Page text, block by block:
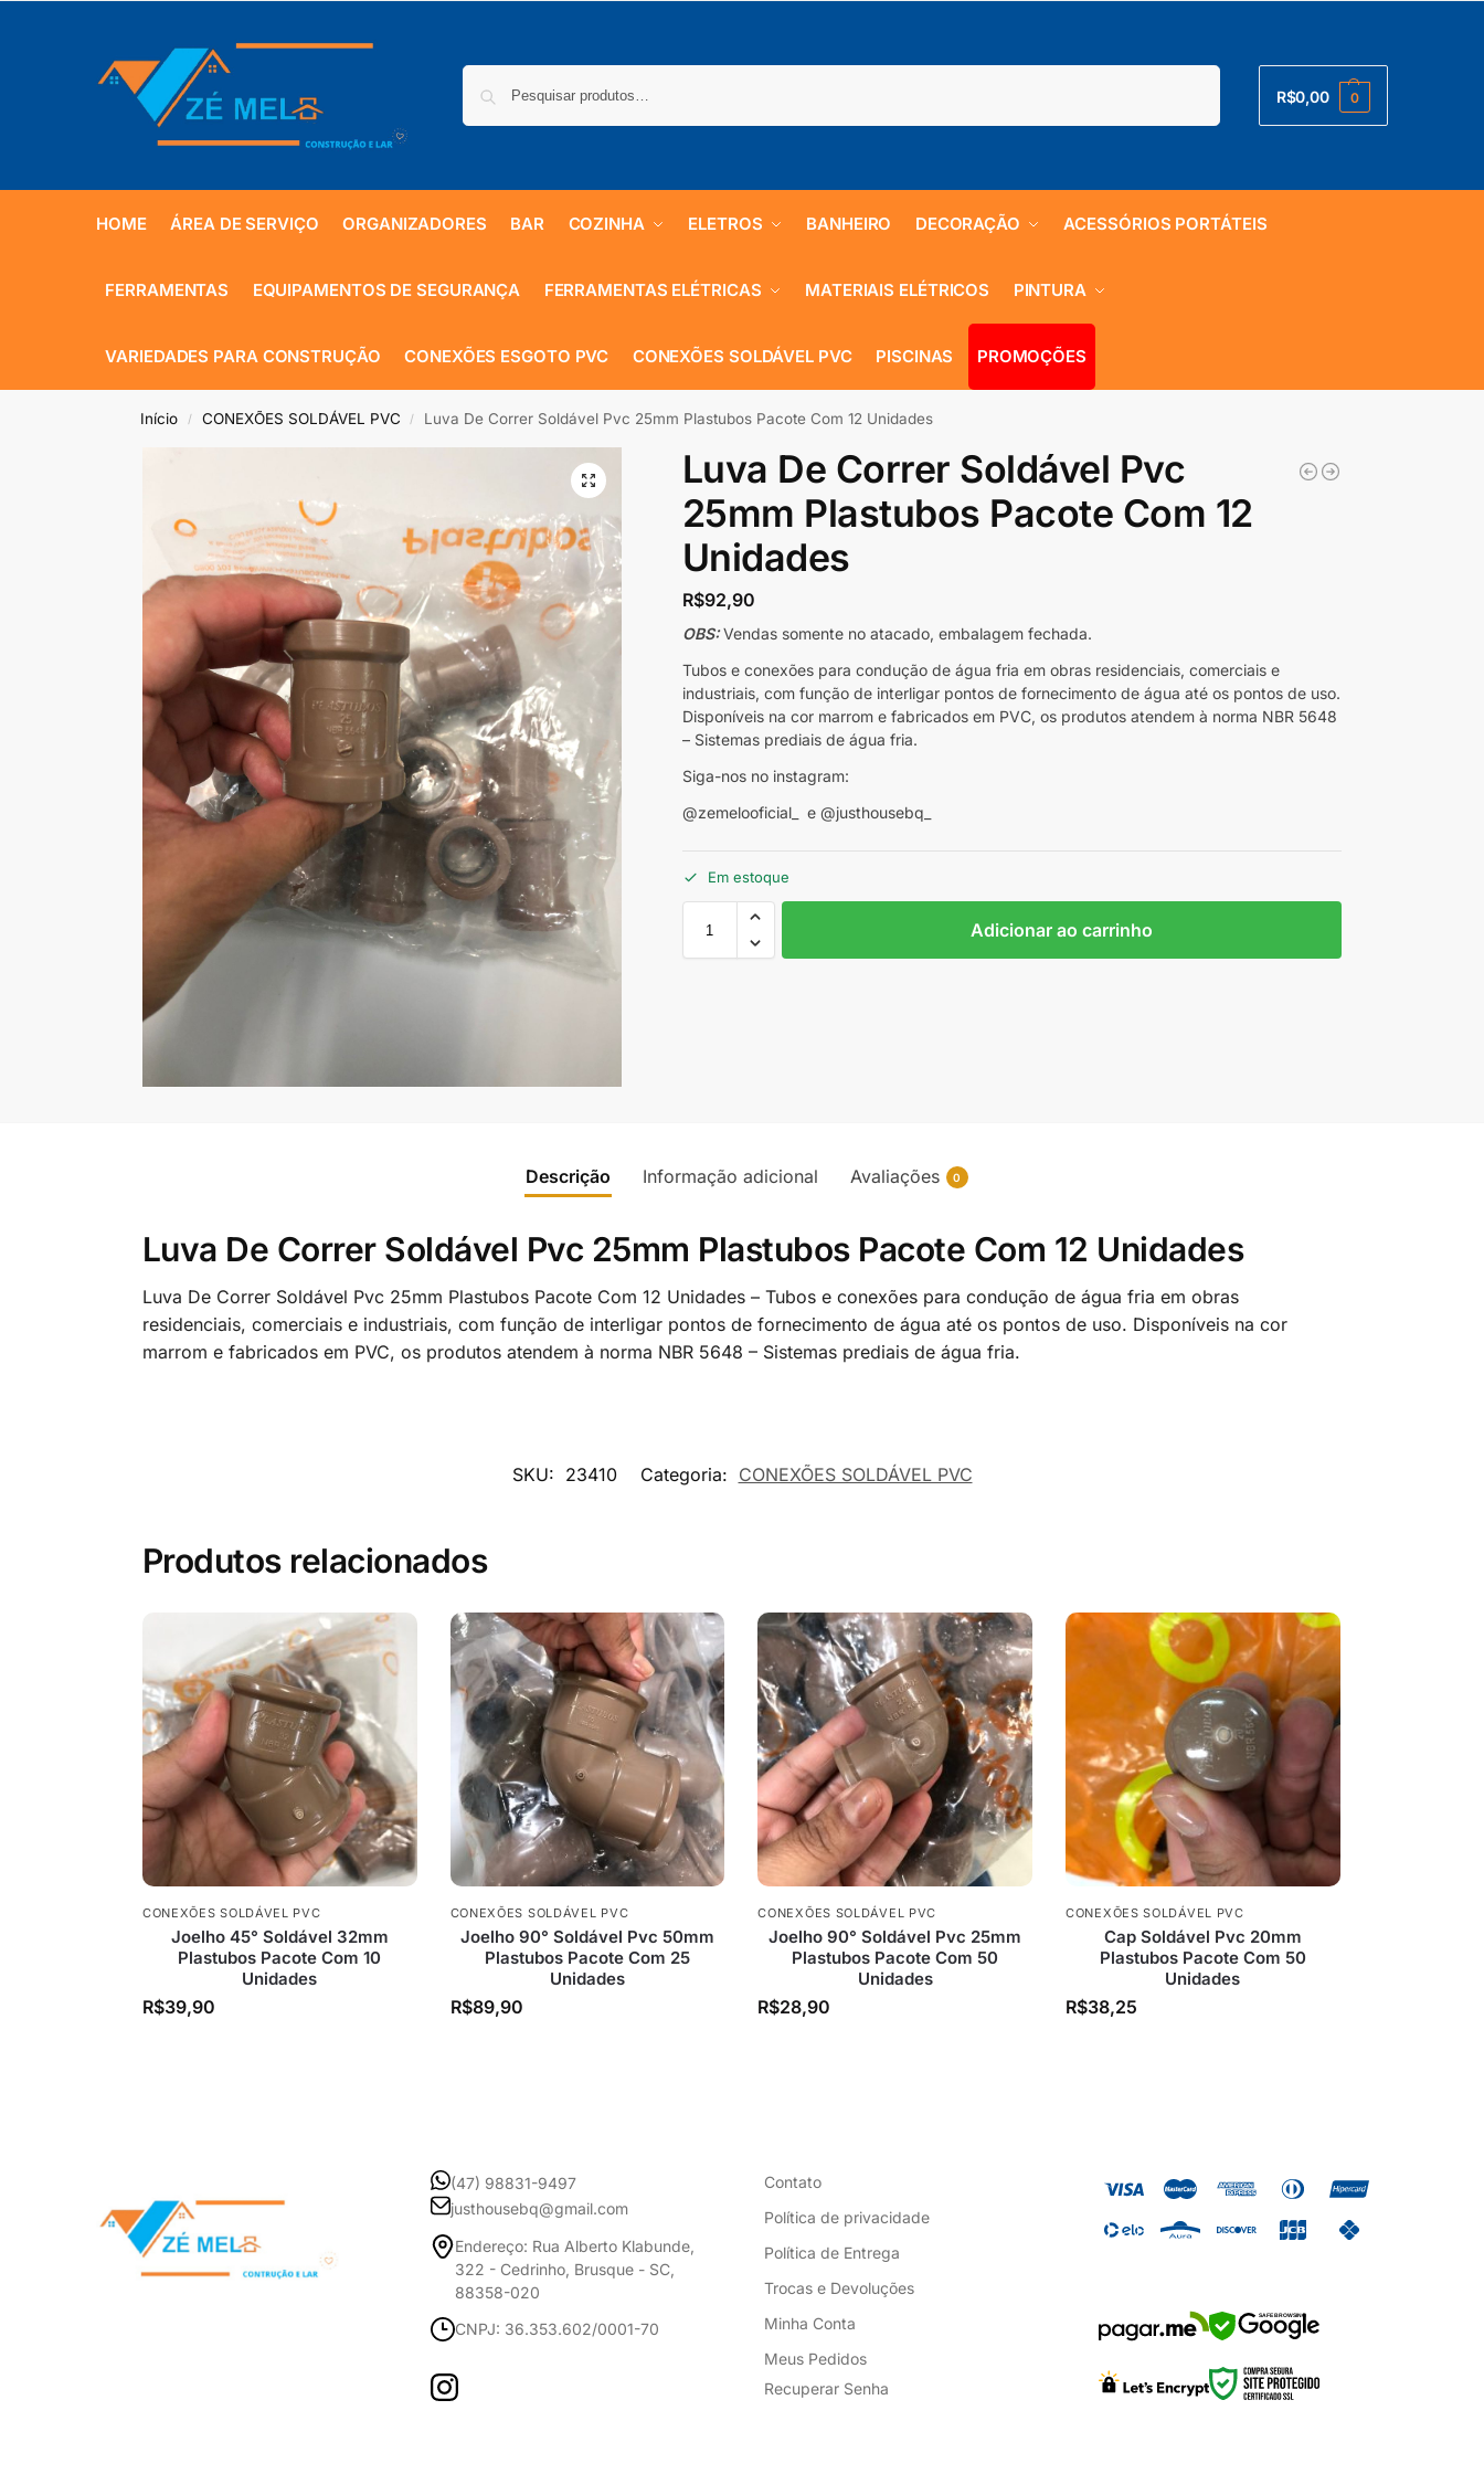
R$0,00 0
HOME ÁREA DE SERVIÇO ORGANIZADORES BAR COZINHA ELETROS BANHEIRO DECORAÇÃO ACESSÓRIOS PORTÁTEIS
FERRAMENTAS EQUIPAMENTOS DE SEGURANÇA FERRAMENTAS ELÉTRICAS MATERIAIS ELÉTRICOS PINTURA
VARIEDADES PARA CONSTRUÇÃO CONEXÕES ESGOTO PVC CONEXÕES SOLDÁVEL PVC PISCINAS PROMOÇÕES
Início / CONEXÕES SOLDÁVEL PVC / Luva De Correr Soldável Pvc 25mm Plastubos Pacote Com 12 Unidades
Luva De Correr Soldável Pvc
25mm Plastubos Pacote Com 12
Unidades
R$92,90
OBS:Vendas somente no atacado, embalagem fechada.
Tubos e conexões para condução de água fria em obras residenciais, comerciais e
industriais, com função de interligar pontos de fornecimento de água até os pontos de uso.
Disponíveis na cor marrom e fabricados em PVC, os produtos atendem à norma NBR 5648
– Sistemas prediais de água fria.
Siga-nos no instagram:
@zemelooficial_ e @justhousebq_
Em estoque
Adicionar ao carrinho
Descrição Informação adicional Avaliações 0
Luva De Correr Soldável Pvc 25mm Plastubos Pacote Com 12 Unidades
Luva De Correr Soldável Pvc 25mm Plastubos Pacote Com 12 Unidades – Tubos e conexões para condução de água fria em obras
residenciais, comerciais e industriais, com função de interligar pontos de fornecimento de água até os pontos de uso. Disponíveis na cor
marrom e fabricados em PVC, os produtos atendem à norma NBR 5648 – Sistemas prediais de água fria.
SKU: 23410 Categoria: CONEXÕES SOLDÁVEL PVC
Produtos relacionados
CONEXÕES SOLDÁVEL PVC
Joelho 45° Soldável 32mm
Plastubos Pacote Com 10
Unidades
R$39,90
CONEXÕES SOLDÁVEL PVC
Joelho 90° Soldável Pvc 50mm
Plastubos Pacote Com 25
Unidades
R$89,90
CONEXÕES SOLDÁVEL PVC
Joelho 90° Soldável Pvc 25mm
Plastubos Pacote Com 50
Unidades
R$28,90
CONEXÕES SOLDÁVEL PVC
Cap Soldável Pvc 20mm
Plastubos Pacote Com 50
Unidades
R$38,25
(47) 98831-9497
justhousebq@gmail.com
Endereço: Rua Alberto Klabunde,
322 - Cedrinho, Brusque - SC,
88358-020
CNPJ: 36.353.602/0001-70
Contato
Política de privacidade
Política de Entrega
Trocas e Devoluções
Minha Conta
Meus Pedidos
Recuperar Senha
SAFE BROWSING